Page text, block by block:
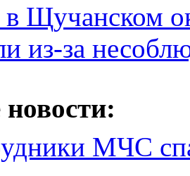
Щучанском
из-за
МЧС